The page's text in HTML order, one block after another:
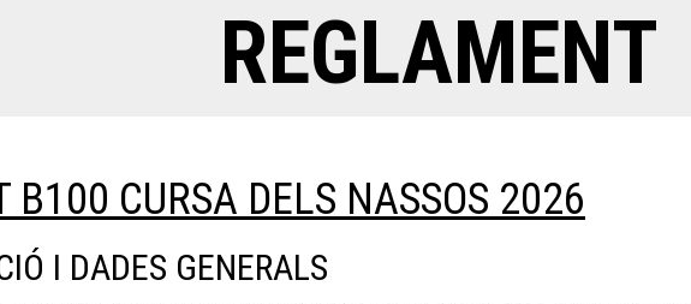
REGLAMENT
B100 CURSA DELS NASSOS 2026
I DADES GENERALS